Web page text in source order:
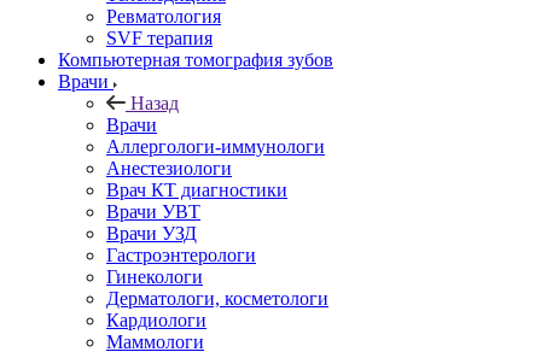
Ревматология
SVF терапия
Компьютерная томография зубов
Врачи
Назад
Врачи
Аллергологи-иммунологи
Анестезиологи
Врач КТ диагностики
Врачи УВТ
Врачи УЗД
Гастроэнтерологи
Гинекологи
Дерматологи, косметологи
Кардиологи
Маммологи